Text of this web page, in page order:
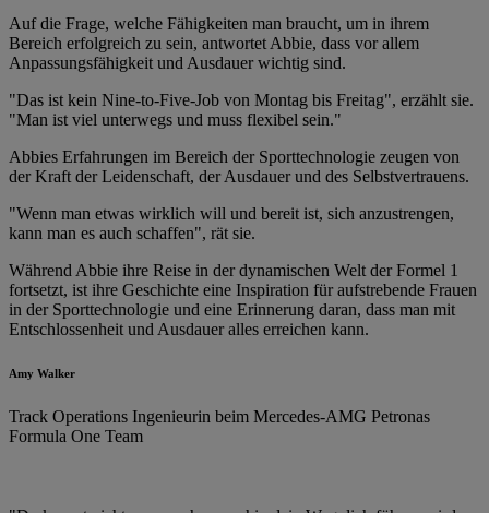
Auf die Frage, welche Fähigkeiten man braucht, um in ihrem
Bereich erfolgreich zu sein, antwortet Abbie, dass vor allem
Anpassungsfähigkeit und Ausdauer wichtig sind.
"Das ist kein Nine-to-Five-Job von Montag bis Freitag", erzählt sie.
"Man ist viel unterwegs und muss flexibel sein."
Abbies Erfahrungen im Bereich der Sporttechnologie zeugen von
der Kraft der Leidenschaft, der Ausdauer und des Selbstvertrauens.
"Wenn man etwas wirklich will und bereit ist, sich anzustrengen,
kann man es auch schaffen", rät sie.
Während Abbie ihre Reise in der dynamischen Welt der Formel 1
fortsetzt, ist ihre Geschichte eine Inspiration für aufstrebende Frauen
in der Sporttechnologie und eine Erinnerung daran, dass man mit
Entschlossenheit und Ausdauer alles erreichen kann.
Amy Walker
Track Operations Ingenieurin beim Mercedes-AMG Petronas
Formula One Team